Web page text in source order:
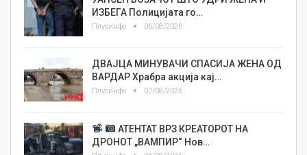
ИЗБЕГА Полицијата го…
Плусинфо 06/08/2026
ДВАЈЦА МИНУВАЧИ СПАСИЈА ЖЕНА ОД
ВАРДАР Храбра акција кај…
Плусинфо 07/08/2026
АТЕНТАТ ВРЗ КРЕАТОРОТ НА
ДРОНОТ „ВАМПИР“ Нов…